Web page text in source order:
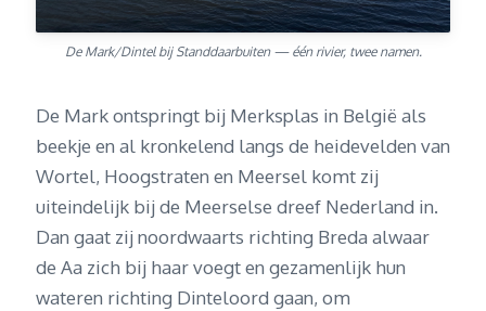
De Mark/Dintel bij Standdaarbuiten — één rivier, twee namen.
De Mark ontspringt bij Merksplas in België als
beekje en al kronkelend langs de heidevelden van
Wortel, Hoogstraten en Meersel komt zij
uiteindelijk bij de Meerselse dreef Nederland in.
Dan gaat zij noordwaarts richting Breda alwaar
de Aa zich bij haar voegt en gezamenlijk hun
wateren richting Dinteloord gaan, om